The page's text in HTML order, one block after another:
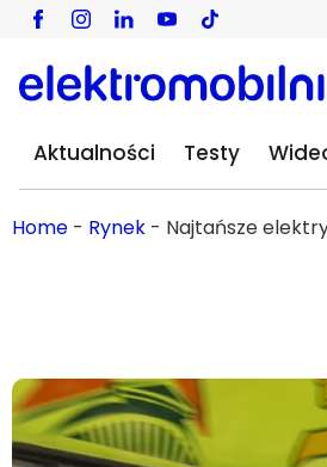
Aktualności Testy
Home - Rynek - Najtańsze